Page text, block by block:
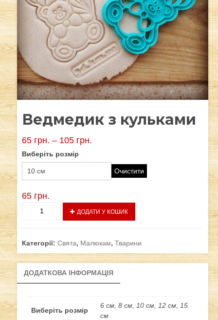
Ведмедик з кульками
65 грн. – 105 грн.
Виберіть розмір
Очистити
65 грн.
кульками
ДОДАТИ У КОШИК
Категорії: Свята, Малюкам, Тварини
ДОДАТКОВА ІНФОРМАЦІЯ
Виберіть розмір
6 см, 8 см, 10 см, 12 см, 15
см